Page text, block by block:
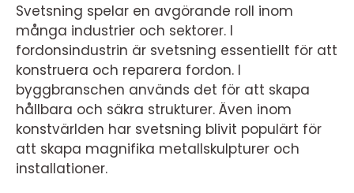
Svetsning spelar en avgörande roll inom
många industrier och sektorer. I
fordonsindustrin är svetsning essentiellt för att
konstruera och reparera fordon. I
byggbranschen används det för att skapa
hållbara och säkra strukturer. Även inom
konstvärlden har svetsning blivit populärt för
att skapa magnifika metallskulpturer och
installationer.